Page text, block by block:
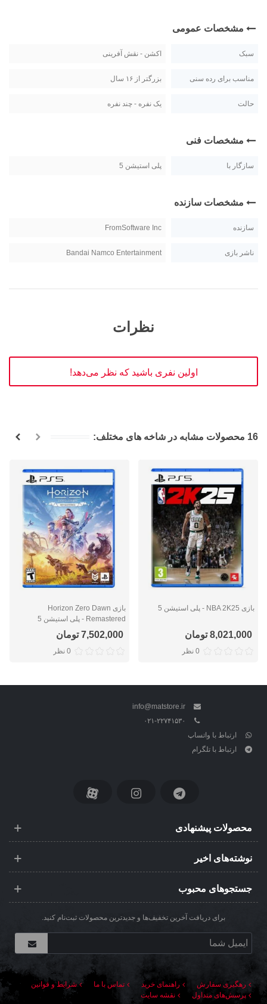
مشخصات عمومی
سبک اکشن - نقش آفرینی
مناسب برای رده سنی بزرگتر از ۱۶ سال
حالت یک نفره - چند نفره
مشخصات فنی
سازگار با پلی استیشن 5
مشخصات سازنده
سازنده FromSoftware Inc
ناشر بازی Bandai Namco Entertainment
نظرات
اولین نفری باشید که نظر می‌دهد!
16 محصولات مشابه در شاخه های مختلف:
بازی NBA 2K25 - پلی استیشن 5
8,021,000 تومان
0 نظر
بازی Horizon Zero Dawn
Remastered - پلی استیشن 5
7,502,000 تومان
0 نظر
info@matstore.ir
۰۲۱-۲۲۷۴۱۵۳۰
ارتباط با واتساپ
ارتباط با تلگرام
محصولات پیشنهادی
نوشته‌های اخیر
جستجوهای محبوب
برای دریافت آخرین تخفیف‌ها و جدیدترین محصولات ثبت‌نام کنید.
رهگیری سفارش راهنمای خرید تماس با ما
شرایط و قوانین
پرسش‌های متداول
نقشه سایت